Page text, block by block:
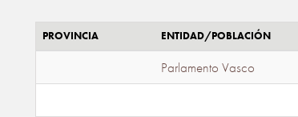
PROVINCIA ENTIDAD/POBLACIÓN
Parlamento Vasco